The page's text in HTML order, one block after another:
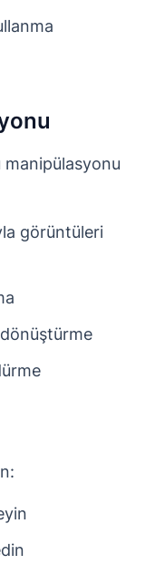
manipülasyonu
görüntüleri